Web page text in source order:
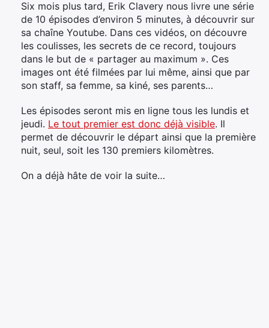
Six mois plus tard, Erik Clavery nous livre une série
de 10 épisodes d’environ 5 minutes, à découvrir sur
sa chaîne Youtube. Dans ces vidéos, on découvre
les coulisses, les secrets de ce record, toujours
dans le but de « partager au maximum ». Ces
images ont été filmées par lui même, ainsi que par
son staff, sa femme, sa kiné, ses parents…
Les épisodes seront mis en ligne tous les lundis et
jeudi. Le tout premier est donc déjà visible. Il
permet de découvrir le départ ainsi que la première
nuit, seul, soit les 130 premiers kilomètres.
On a déjà hâte de voir la suite…